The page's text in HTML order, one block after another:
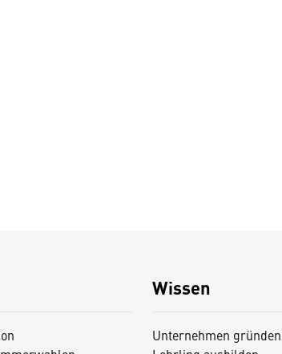
Wissen
Unternehmen gründen